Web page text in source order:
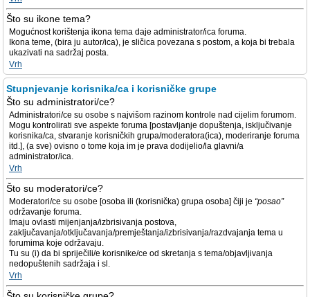
Što su ikone tema?
Mogućnost korištenja ikona tema daje administrator/ica foruma.
Ikona teme, (bira ju autor/ica), je sličica povezana s postom, a koja bi trebala
ukazivati na sadržaj posta.
Vrh
Stupnjevanje korisnika/ca i korisničke grupe
Što su administratori/ce?
Administratori/ce su osobe s najvišom razinom kontrole nad cijelim forumom.
Mogu kontrolirati sve aspekte foruma [postavljanje dopuštenja, isključivanje
korisnika/ca, stvaranje korisničkih grupa/moderatora(ica), moderiranje foruma
itd.], (a sve) ovisno o tome koja im je prava dodijelio/la glavni/a
administrator/ica.
Vrh
Što su moderatori/ce?
Moderatori/ce su osobe [osoba ili (korisnička) grupa osoba] čiji je “posao”
održavanje foruma.
Imaju ovlasti mijenjanja/izbrisivanja postova,
zaključavanja/otključavanja/premještanja/izbrisivanja/razdvajanja tema u
forumima koje održavaju.
Tu su (i) da bi spriječili/e korisnike/ce od skretanja s tema/objavljivanja
nedopuštenih sadržaja i sl.
Vrh